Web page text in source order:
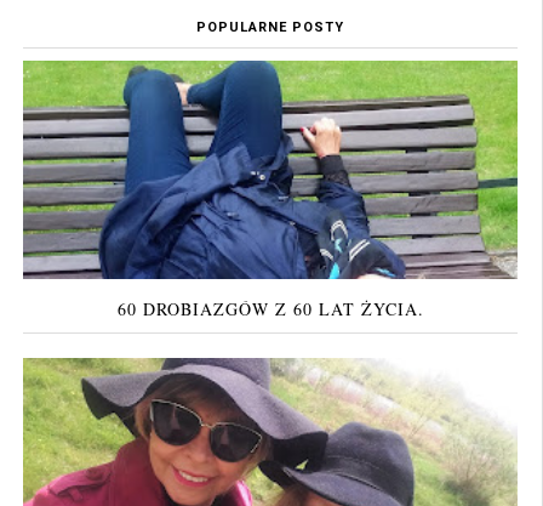
POPULARNE POSTY
60 DROBIAZGÓW Z 60 LAT ŻYCIA.